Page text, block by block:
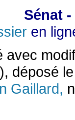
Sénat
en
avec
déposé
Gaillard,